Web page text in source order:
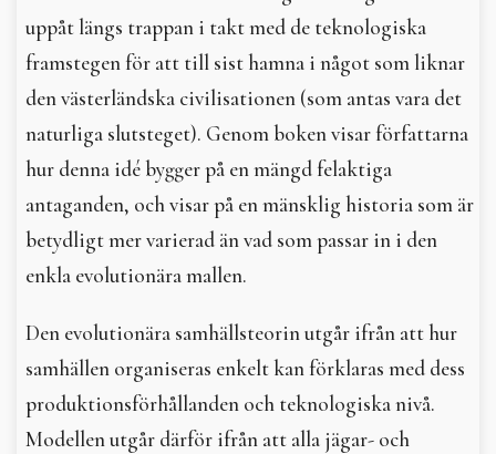
uppåt längs trappan i takt med de teknologiska
framstegen för att till sist hamna i något som liknar
den västerländska civilisationen (som antas vara det
naturliga slutsteget). Genom boken visar författarna
hur denna idé bygger på en mängd felaktiga
antaganden, och visar på en mänsklig historia som är
betydligt mer varierad än vad som passar in i den
enkla evolutionära mallen.
Den evolutionära samhällsteorin utgår ifrån att hur
samhällen organiseras enkelt kan förklaras med dess
produktionsförhållanden och teknologiska nivå.
Modellen utgår därför ifrån att alla jägar- och